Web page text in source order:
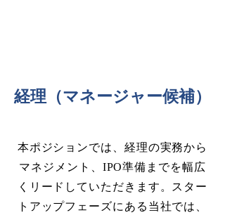
経理（マネージャー候補）
本ポジションでは、経理の実務から
マネジメント、IPO準備までを幅広
くリードしていただきます。スター
トアップフェーズにある当社では、